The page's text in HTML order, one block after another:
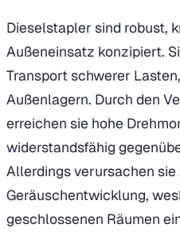
Dieselstapler sind robust,
Außeneinsatz konzipiert.
Transport schwerer
Außenlagern. Durch den
erreichen sie hohe
widerstandsfähig
Allerdings verursachen
Geräuschentwicklung,
geschlossenen Räumen